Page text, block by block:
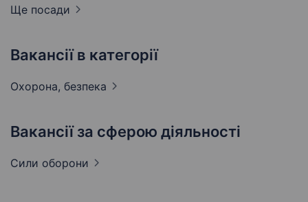
Ще посади
Вакансії в категорії
Охорона, безпека
Вакансії за сферою діяльності
Сили оборони